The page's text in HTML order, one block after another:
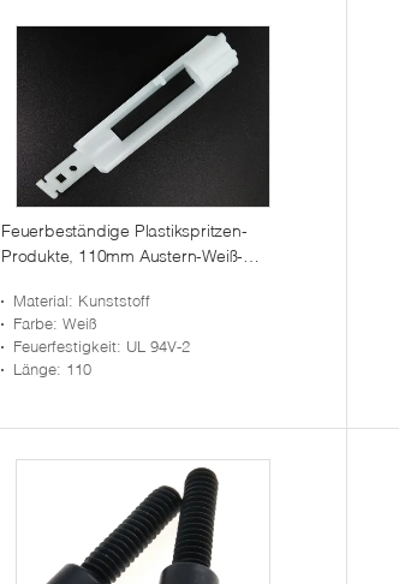
Feuerbeständige Plastikspritzen-
Produkte, 110mm Austern-Weiß-
Material: Kunststoff
Farbe: Weiß
Feuerfestigkeit: UL 94V-2
Länge: 110